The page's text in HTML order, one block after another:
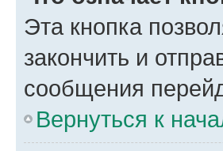
Эта кнопка
закончить и
сообщения
Вернуться к